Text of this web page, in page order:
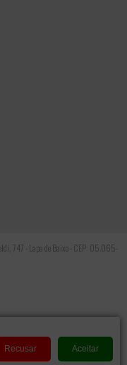
747 - Lapa de Baixo - CEP: 05.065-
Recusar Aceitar